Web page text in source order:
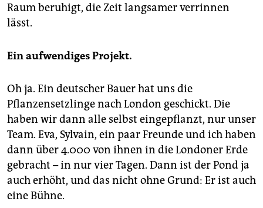
Raum beruhigt, die Zeit langsamer verrinnen
lässt.
Ein aufwendiges Projekt.
Oh ja. Ein deutscher Bauer hat uns die
Pflanzensetzlinge nach London geschickt. Die
haben wir dann alle selbst eingepflanzt, nur unser
Team. Eva, Sylvain, ein paar Freunde und ich haben
dann über 4.000 von ihnen in die Londoner Erde
gebracht – in nur vier Tagen. Dann ist der Pond ja
auch erhöht, und das nicht ohne Grund: Er ist auch
eine Bühne.